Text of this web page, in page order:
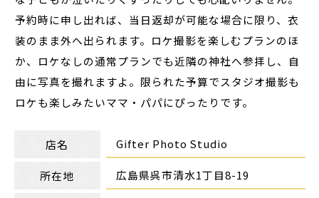
予約時に申し出れば、当日返却が可能な場合に限り、衣
装のまま外へ出られます。ロケ撮影を楽しむプランのほ
か、ロケなしの通常プランでも近隣の神社へ参拝し、自
由に写真を撮れますよ。限られた予算でスタジオ撮影も
ロケも楽しみたいママ・パパにぴったりです。
店名 Gifter Photo Studio
所在地 広島県呉市清水1丁目8-19